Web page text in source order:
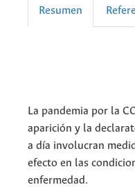
Resumen
La pandemia por la
aparición y la
a día involucran
efecto en las
enfermedad.